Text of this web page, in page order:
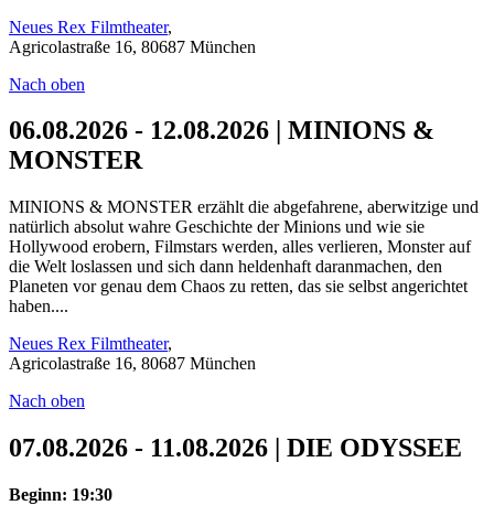
Neues Rex Filmtheater,
Agricolastraße 16, 80687 München
Nach oben
06.08.2026 - 12.08.2026 | MINIONS &
MONSTER
MINIONS & MONSTER erzählt die abgefahrene, aberwitzige und
natürlich absolut wahre Geschichte der Minions und wie sie
Hollywood erobern, Filmstars werden, alles verlieren, Monster auf
die Welt loslassen und sich dann heldenhaft daranmachen, den
Planeten vor genau dem Chaos zu retten, das sie selbst angerichtet
haben....
Neues Rex Filmtheater,
Agricolastraße 16, 80687 München
Nach oben
07.08.2026 - 11.08.2026 | DIE ODYSSEE
Beginn: 19:30